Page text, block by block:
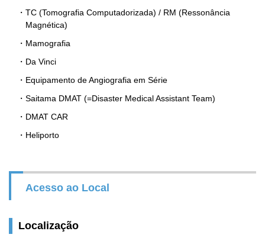
TC (Tomografia Computadorizada) / RM (Ressonância
Magnética)
Mamografia
Da Vinci
Equipamento de Angiografia em Série
Saitama DMAT (=Disaster Medical Assistant Team)
DMAT CAR
Heliporto
Acesso ao Local
Localização